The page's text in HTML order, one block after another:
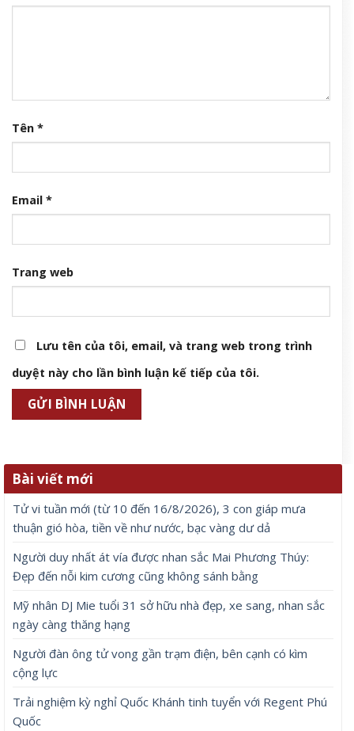
Tên *
Email *
Trang web
Lưu tên của tôi, email, và trang web trong trình
duyệt này cho lần bình luận kế tiếp của tôi.
Bài viết mới
Tử vi tuần mới (từ 10 đến 16/8/2026), 3 con giáp mưa
thuận gió hòa, tiền về như nước, bạc vàng dư dả
Người duy nhất át vía được nhan sắc Mai Phương Thúy:
Đẹp đến nỗi kim cương cũng không sánh bằng
Mỹ nhân DJ Mie tuổi 31 sở hữu nhà đẹp, xe sang, nhan sắc
ngày càng thăng hạng
Người đàn ông tử vong gần trạm điện, bên cạnh có kìm
cộng lực
Trải nghiệm kỳ nghỉ Quốc Khánh tinh tuyển với Regent Phú
Quốc